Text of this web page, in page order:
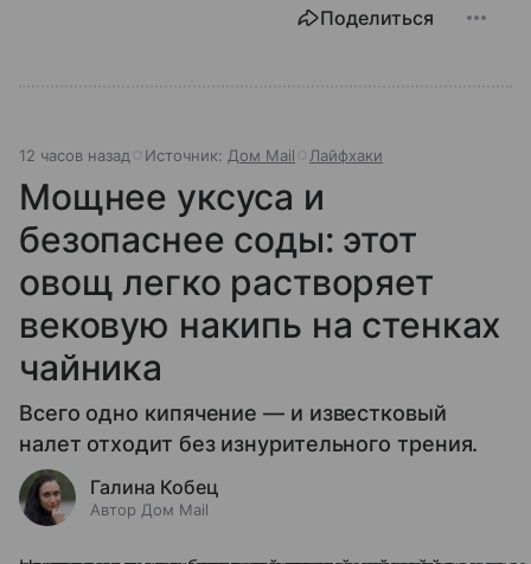
Поделиться
12 часов назад Источник: Дом Mail Лайфхаки
Мощнее уксуса и
безопаснее соды: этот
овощ легко растворяет
вековую накипь на стенках
чайника
Всего одно кипячение — и известковый
налет отходит без изнурительного трения.
Галина Кобец
Автор Дом Mail